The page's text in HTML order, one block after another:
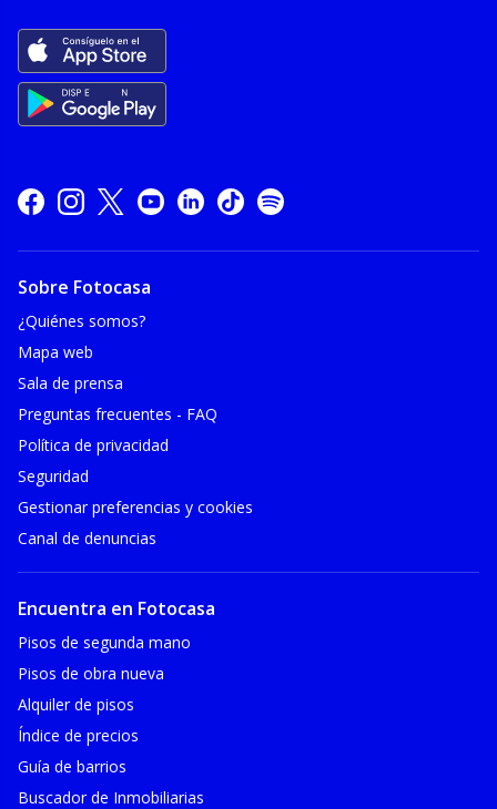
Sobre Fotocasa
¿Quiénes somos?
Mapa web
Sala de prensa
Preguntas frecuentes - FAQ
Política de privacidad
Seguridad
Gestionar preferencias y cookies
Canal de denuncias
Encuentra en Fotocasa
Pisos de segunda mano
Pisos de obra nueva
Alquiler de pisos
Índice de precios
Guía de barrios
Buscador de Inmobiliarias